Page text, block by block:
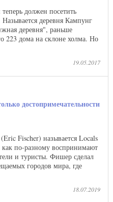
должен посетить
деревня Кампунг
деревня", раньше
223 дома на склоне холма. Но
19.05.2017
достопримечательности
Fischer) называется Locals
по-разному воспринимают
и туристы. Фишер сделал
городов мира, где
18.07.2019